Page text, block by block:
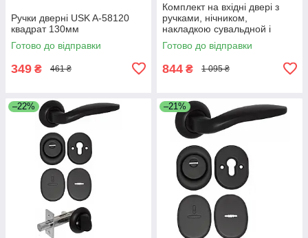
Ручки дверні USK A-58120
квадрат 130мм
Готово до відправки
349 ₴ 461 ₴
Комплект на вхідні двері з
ручками, нічником,
накладкою сувальдной і
броненакладкою під циліндр,
Нікель
Готово до відправки
844 ₴ 1 095 ₴
–22% –21%